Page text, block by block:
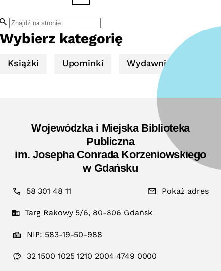
Kapuścińskiego
Wybierz kategorię
Książki Upominki Wydawnictwa
Wojewódzka i Miejska Biblioteka
Publiczna
im. Josepha Conrada Korzeniowskiego
w Gdańsku
58 301 48 11 Pokaż adres
Targ Rakowy 5/6, 80-806 Gdańsk
NIP: 583-19-50-988
32 1500 1025 1210 2004 4749 0000